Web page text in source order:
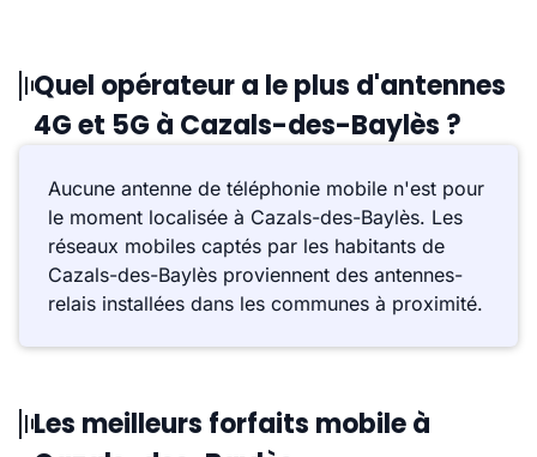
Quel opérateur a le plus d'antennes
4G et 5G à Cazals-des-Baylès ?
Aucune antenne de téléphonie mobile n'est pour
le moment localisée à Cazals-des-Baylès. Les
réseaux mobiles captés par les habitants de
Cazals-des-Baylès proviennent des antennes-
relais installées dans les communes à proximité.
Les meilleurs forfaits mobile à